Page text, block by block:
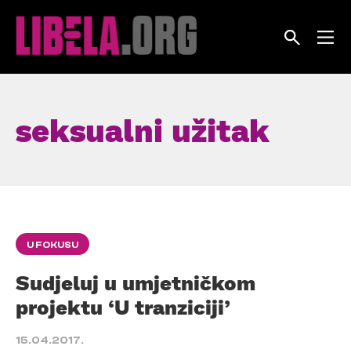
seksualni užitak
U FOKUSU
Sudjeluj u umjetničkom
projektu ‘U tranziciji’
15.04.2017.